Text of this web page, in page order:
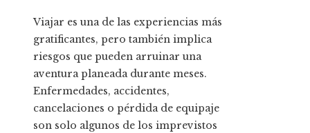
Viajar es una de las experiencias más
gratificantes, pero también implica
riesgos que pueden arruinar una
aventura planeada durante meses.
Enfermedades, accidentes,
cancelaciones o pérdida de equipaje
son solo algunos de los imprevistos